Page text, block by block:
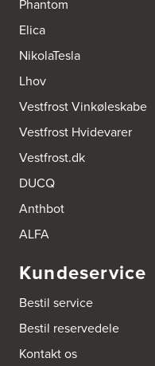
9400 Nørresundby
http://www.designa.dk
AUBO Køkken & Bad
2100 København Ø
http://www.aubo.dk
Industrivej 8
5560 Aarup
Tel.: 70101005
https://hvidtogfrit.dk/
Amager Køkken bad
2770 Kastrup
http://
Phantom
Elica
NikolaTesla
Lhov
Vestfrost Vinkøleskabe
Vestfrost Hvidevarer
Vestfrost.dk
DUCQ
Anthbot
ALFA
Kundeservice
Bestil service
Bestil reservedele
Kontakt os